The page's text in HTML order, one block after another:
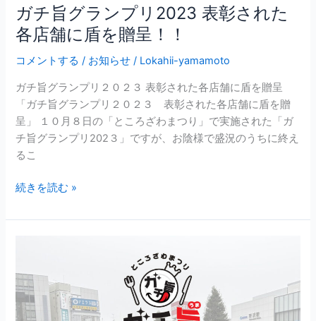
ガチ旨グランプリ2023 表彰された
各店舗に盾を贈呈！！
コメントする / お知らせ / Lokahii-yamamoto
ガチ旨グランプリ２０２３ 表彰された各店舗に盾を贈呈
「ガチ旨グランプリ２０２３ 表彰された各店舗に盾を贈
呈」 １０月８日の「ところざわまつり」で実施された「ガ
チ旨グランプリ202３」ですが、お陰様で盛況のうちに終え
るこ
盾
を
呈！！
続きを読む »
回
グ
ラ